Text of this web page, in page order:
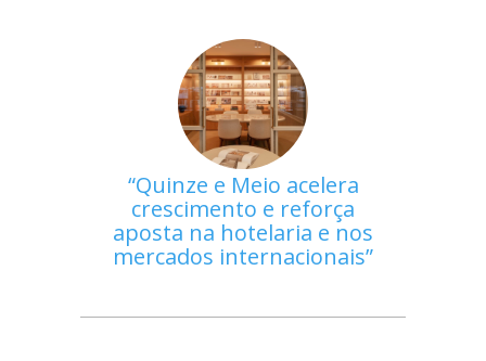
Quinze e Meio acelera
crescimento e reforça
aposta na hotelaria e nos
mercados internacionais